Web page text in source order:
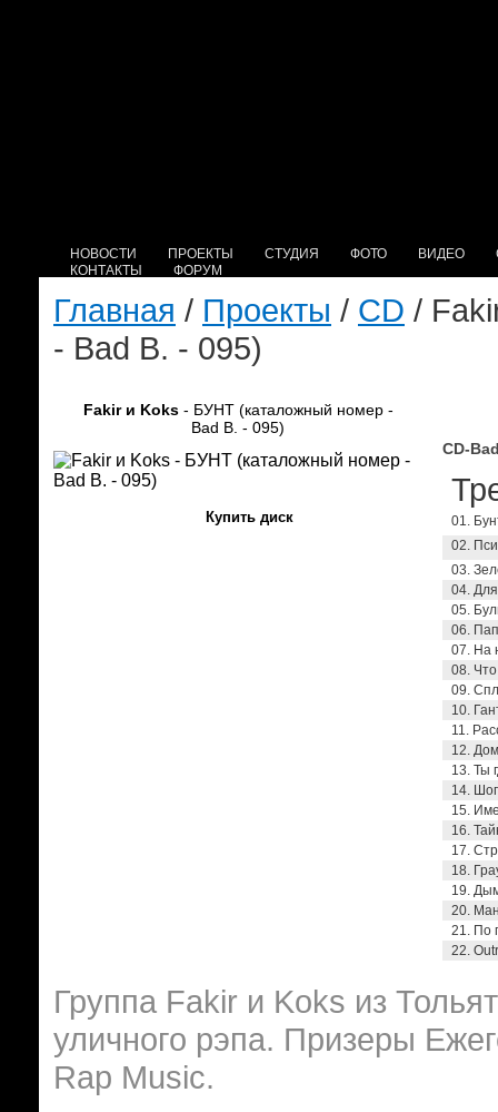
НОВОСТИ ПРОЕКТЫ СТУДИЯ ФОТО ВИДЕО
КОНТАКТЫ
ФОРУМ
Главная / Проекты / CD /
- Bad B. - 095)
Fakir и Koks- БУНТ (каталожный номер -
Bad B. - 095)
Купить диск
CD-
01.
02.
03.
04. Для
05.
06.
07. На
08. Что
09.
10.
11.
12.
13. Ты
14.
15.
16.
17.
18.
19.
20.
21. По
22.
Группа Fakir и Koks из
уличного рэпа. Призеры
Rap Music.